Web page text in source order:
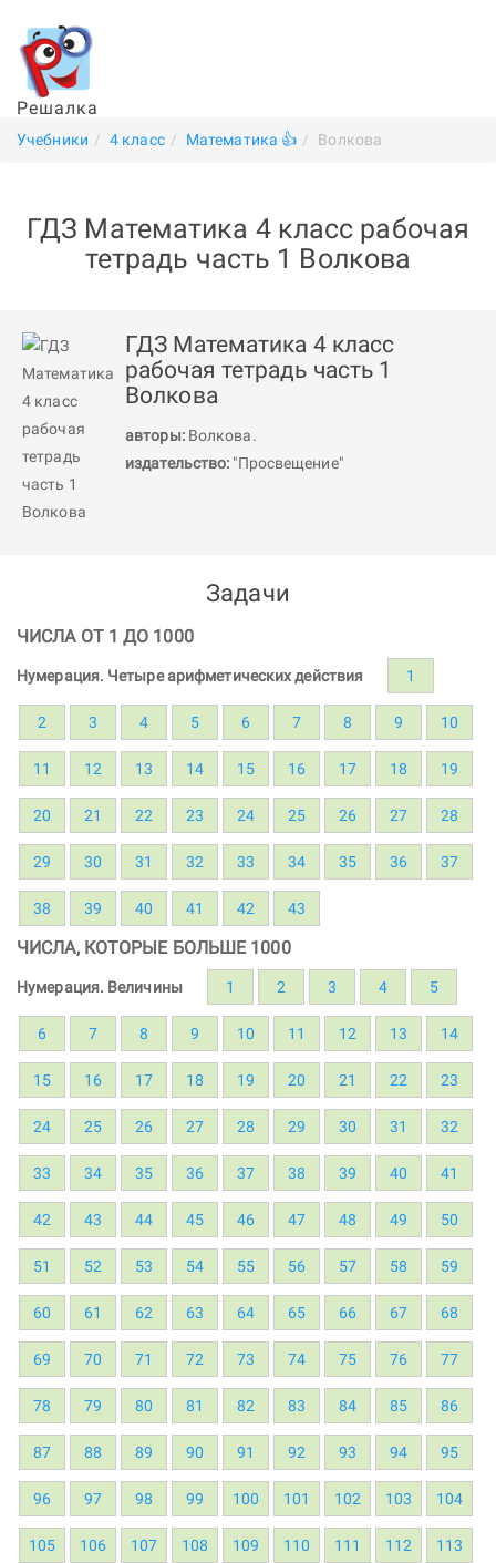
Решалка
Учебники 4 класс Математика 👍 Волкова
ГДЗ Математика 4 класс рабочая
тетрадь часть 1 Волкова
ГДЗ Математика 4 класс
рабочая тетрадь часть 1
Волкова
авторы: Волкова.
издательство: "Просвещение"
Задачи
ЧИСЛА ОТ 1 ДО 1000
Нумерация. Четыре арифметических действия 1
2 3 4 5 6 7 8 9 10
11 12 13 14 15 16 17 18 19
20 21 22 23 24 25 26 27 28
29 30 31 32 33 34 35 36 37
38 39 40 41 42 43
ЧИСЛА, КОТОРЫЕ БОЛЬШЕ 1000
Нумерация. Величины 1 2 3 4 5
6 7 8 9 10 11 12 13 14
15 16 17 18 19 20 21 22 23
24 25 26 27 28 29 30 31 32
33 34 35 36 37 38 39 40 41
42 43 44 45 46 47 48 49 50
51 52 53 54 55 56 57 58 59
60 61 62 63 64 65 66 67 68
69 70 71 72 73 74 75 76 77
78 79 80 81 82 83 84 85 86
87 88 89 90 91 92 93 94 95
96 97 98 99 100 101 102 103 104
105 106 107 108 109 110 111 112 113